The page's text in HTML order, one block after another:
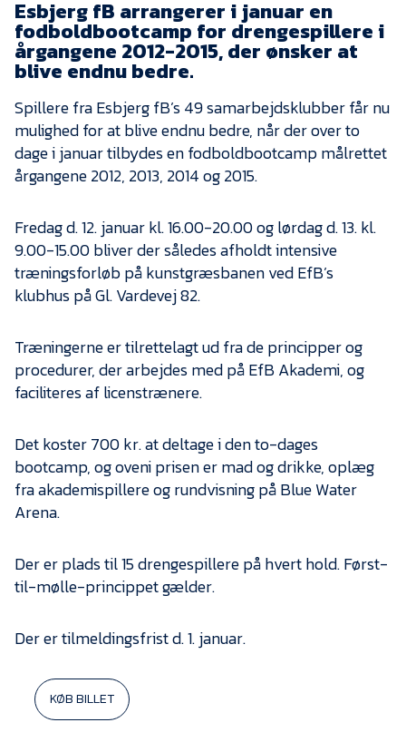
Sydvestjysk Fodbold
Samarbejde
Partnere
Blue Water Arena
Aktionærinformation
Kontakt
Presse
Esbjerg fB arrangerer i januar en
fodboldbootcamp for drengespillere i
årgangene 2012-2015, der ønsker at
blive endnu bedre.
Spillere fra Esbjerg fB’s 49 samarbejdsklubber får nu
mulighed for at blive endnu bedre, når der over to
dage i januar tilbydes en fodboldbootcamp målrettet
årgangene 2012, 2013, 2014 og 2015.
Fredag d. 12. januar kl. 16.00-20.00 og lørdag d. 13. kl.
9.00-15.00 bliver der således afholdt intensive
træningsforløb på kunstgræsbanen ved EfB’s
klubhus på Gl. Vardevej 82.
Træningerne er tilrettelagt ud fra de principper og
procedurer, der arbejdes med på EfB Akademi, og
faciliteres af licenstrænere.
Det koster 700 kr. at deltage i den to-dages
bootcamp, og oveni prisen er mad og drikke, oplæg
fra akademispillere og rundvisning på Blue Water
Arena.
Der er plads til 15 drengespillere på hvert hold. Først-
til-mølle-princippet gælder.
Der er tilmeldingsfrist d. 1. januar.
KØB BILLET